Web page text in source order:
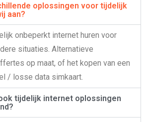
oplossingen voor tijdelijk
aan?
onbeperkt internet huren voor
situaties. Alternatieve
op maat, of het kopen van een
/ losse data simkaart.
tijdelijk internet oplossingen